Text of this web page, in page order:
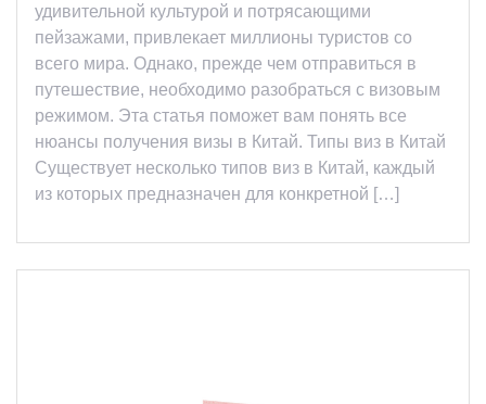
удивительной культурой и потрясающими
пейзажами, привлекает миллионы туристов со
всего мира. Однако, прежде чем отправиться в
путешествие, необходимо разобраться с визовым
режимом. Эта статья поможет вам понять все
нюансы получения визы в Китай. Типы виз в Китай
Существует несколько типов виз в Китай, каждый
из которых предназначен для конкретной […]